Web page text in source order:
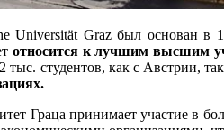
Universität Graz был основан в
относится к лучшим высшим
тыс. студентов, как с Австрии,
Граца принимает участие в